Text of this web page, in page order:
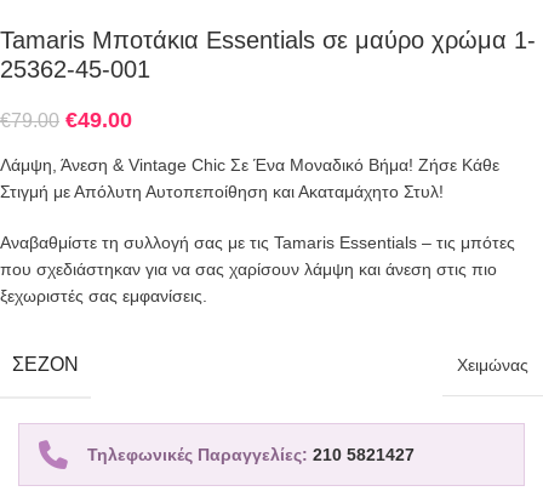
Tamaris Μποτάκια Essentials σε μαύρο χρώμα 1-
25362-45-001
€79.00 €49.00
Λάμψη, Άνεση & Vintage Chic Σε Ένα Μοναδικό Βήμα! Ζήσε Κάθε
Στιγμή με Απόλυτη Αυτοπεποίθηση και Ακαταμάχητο Στυλ!
Αναβαθμίστε τη συλλογή σας με τις Tamaris Essentials – τις μπότες
που σχεδιάστηκαν για να σας χαρίσουν λάμψη και άνεση στις πιο
ξεχωριστές σας εμφανίσεις.
ΣΕΖΌΝ Χειμώνας
Τηλεφωνικές Παραγγελίες: 210 5821427